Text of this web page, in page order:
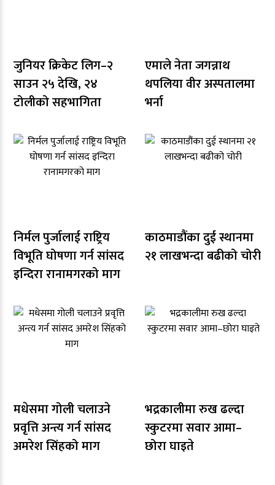
जुनियर क्रिकेट लिग–२
साउन २५ देखि, २४
टोलीको सहभागिता
एमाले नेता जगन्नाथ
थपलिया वीर अस्पतालमा
भर्ना
निर्मल पुर्जालाई राष्ट्रिय
विभूति घोषणा गर्न सांसद
इन्दिरा रानामगरको माग
काठमाडौंका दुई स्थानमा
२१ लाखभन्दा बढीको चोरी
मधेसमा गोली चलाउने
प्रवृत्ति अन्त्य गर्न सांसद
अमरेश सिंहको माग
भद्रकालीमा रुख ढल्दा
स्कुटरमा सवार आमा–
छोरा घाइते